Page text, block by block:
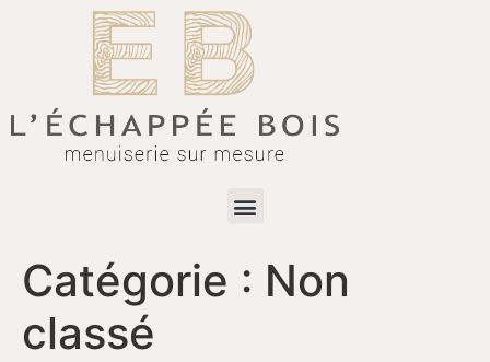
Catégorie : Non
classé